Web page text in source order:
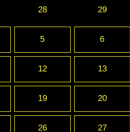
28 29
5 6
12 13
19 20
26 27